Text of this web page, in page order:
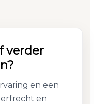
verder
en een
erfrecht en